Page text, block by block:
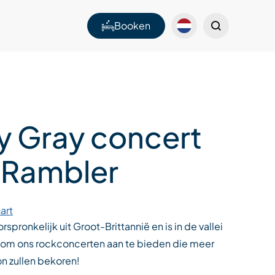
Booken
Gray concert
uit Groot-Brittannië en is in de vallei
ons rockconcerten aan te bieden die meer
zullen bekoren!